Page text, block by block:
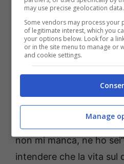
Il peso delle aspettative nella
Insinna. Credits: ansa foto –
Citando un amico
stesso una regola
”. È un
anche al rispetto per il
battuta arriva a
non mi manca, ne ho
intendere che la vita sul
may use precise geolocation data.
Some vendors may process your
of legitimate interest, which you
your options below. Look for a
or in the site menu to manage or
and cookie settings.
Manage